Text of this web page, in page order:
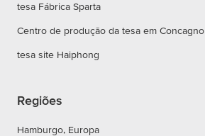
tesa Fábrica Sparta
Centro de produção da tesa em Concagno
tesa site Haiphong
Regiões
Hamburgo, Europa